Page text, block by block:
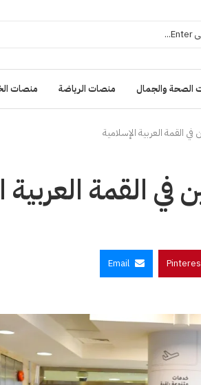
الصحة والجمال منصات الرياضة منصات
في القمة العربية الإسلامية
في القمة العربية
Email